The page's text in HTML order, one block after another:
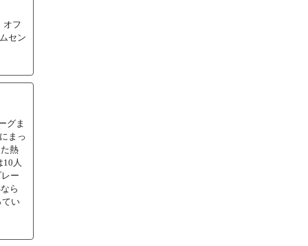
オフ
セン
グま
まっ
熱
人
ー
ら
い